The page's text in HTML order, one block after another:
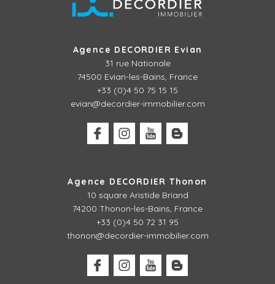
Agence DECORDIER Evian
31 rue Nationale
74500 Evian-les-Bains, France
+33 (0)4 50 75 15 15
evian@decordier-immobilier.com
Agence DECORDIER Thonon
10 square Aristide Briand
74200 Thonon-les-Bains, France
+33 (0)4 50 72 31 95
thonon@decordier-immobilier.com